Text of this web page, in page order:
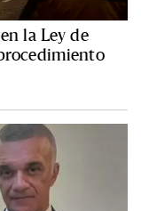
la Ley de